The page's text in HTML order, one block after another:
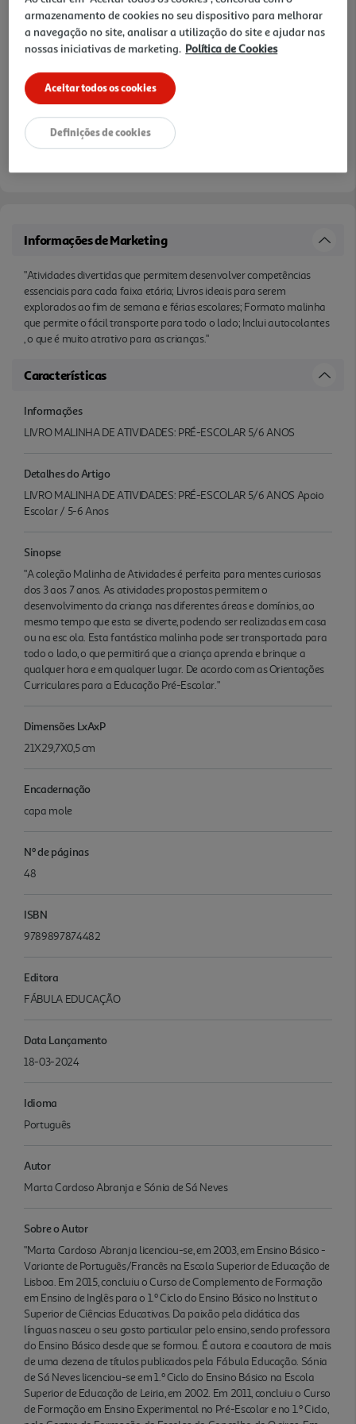
Informações de Marketing
"Atividades divertidas que permitem desenvolver competências
essenciais para cada faixa etária; Livros ideais para serem
explorados ao fim de semana e férias escolares; Formato malinha
que permite o fácil transporte para todo o lado; Inclui autocolantes
, o que é muito atrativo para as crianças."
Características
Informações
LIVRO MALINHA DE ATIVIDADES: PRÉ-ESCOLAR 5/6 ANOS
Detalhes do Artigo
LIVRO MALINHA DE ATIVIDADES: PRÉ-ESCOLAR 5/6 ANOS Apoio
Escolar / 5-6 Anos
Sinopse
"A coleção Malinha de Atividades é perfeita para mentes curiosas
dos 3 aos 7 anos. As atividades propostas permitem o
desenvolvimento da criança nas diferentes áreas e domínios, ao
mesmo tempo que esta se diverte, podendo ser realizadas em casa
ou na esc ola. Esta fantástica malinha pode ser transportada para
todo o lado, o que permitirá que a criança aprenda e brinque a
qualquer hora e em qualquer lugar. De acordo com as Orientações
Curriculares para a Educação Pré-Escolar."
Dimensões LxAxP
21X29,7X0,5 cm
Encadernação
capa mole
Nº de páginas
48
ISBN
9789897874482
Editora
FÁBULA EDUCAÇÃO
Data Lançamento
18-03-2024
Idioma
Português
Autor
Marta Cardoso Abranja e Sónia de Sá Neves
Sobre o Autor
"Marta Cardoso Abranja licenciou-se, em 2003, em Ensino Básico -
Variante de Português/Francês na Escola Superior de Educação de
Lisboa. Em 2015, concluiu o Curso de Complemento de Formação
em Ensino de Inglês para o 1.º Ciclo do Ensino Básico no Institut o
Superior de Ciências Educativas. Da paixão pela didática das
línguas nasceu o seu gosto particular pelo ensino, sendo professora
do Ensino Básico desde que se formou. É autora e coautora de mais
de uma dezena de títulos publicados pela Fábula Educação. Sónia
de Sá Neves licenciou-se em 1.º Ciclo do Ensino Básico na Escola
Superior de Educação de Leiria, em 2002. Em 2011, concluiu o Curso
de Formação em Ensino Experimental no Pré-Escolar e no 1.º Ciclo,
armazenamento de cookies no seu dispositivo para melhorar
a navegação no site, analisar a utilização do site e ajudar nas
nossas iniciativas de marketing. Política de Cookies
Aceitar todos os cookies
Definições de cookies